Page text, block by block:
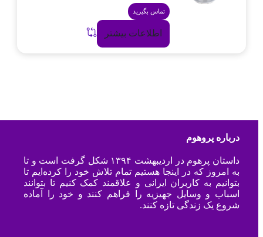
تماس بگیرید
اطلاعات بیشتر
درباره پروهوم
داستان پرهوم در اردیبهشت ۱۳۹۴ شکل گرفت است و تا
به امروز که در اینجا هستیم تمام تلاش خود را کرده‌ایم تا
بتوانیم به کاربران ایرانی و علاقمند کمک کنیم تا بتوانند
اسباب و وسایل جهیزیه را فراهم کنند و خود را آماده
شروع یک زندگی تازه کنند.